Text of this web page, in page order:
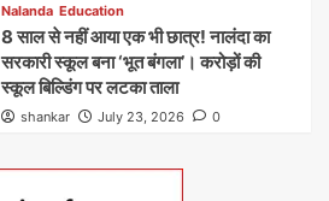
Nalanda Education
8 साल से नहीं आया एक भी छात्र! नालंदा का
सरकारी स्कूल बना ‘भूत बंगला’। करोड़ों की
स्कूल बिल्डिंग पर लटका ताला
shankar July 23, 2026 0